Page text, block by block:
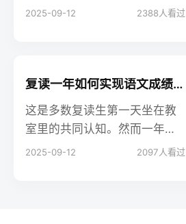
与「会考试」的距离。复读不
架→题型→节奏→应试」五步
间轴、1 份 90 天冲刺打卡表，
全部来自近三年 200+ 复读生
真实提分案例，可直接打印执
2025-09-12 2388 人看过
复读一年如何实现语文成绩质的飞跃？
这是多数复读生第一天坐在教
室里的共同认知。然而一年
后，有人仍在 90 分原地踏步，
2025-09-12 2097 人看过